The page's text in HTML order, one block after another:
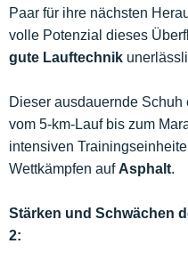
Paar für ihre nächsten
volle Potenzial dieses
gute Lauftechnik
Dieser ausdauernde
vom 5-km-Lauf bis zum
intensiven
Wettkämpfen auf Asphalt.
Stärken und Schwächen
2: